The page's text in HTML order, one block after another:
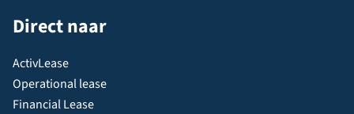
Direct naar
ActivLease
Operational lease
Financial Lease